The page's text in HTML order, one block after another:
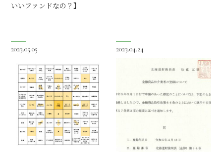
いいファンドなの？】
2023.05.05 2023.04.24